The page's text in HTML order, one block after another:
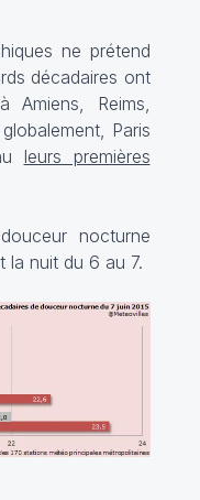
ne prétend
décadaires ont
Amiens, Reims,
Paris
leurs premières
nocturne
la nuit du 6 au 7.